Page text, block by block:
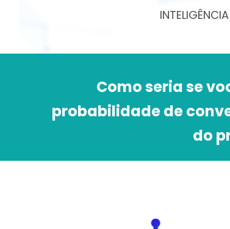
Como seria se
probabilidade de
do